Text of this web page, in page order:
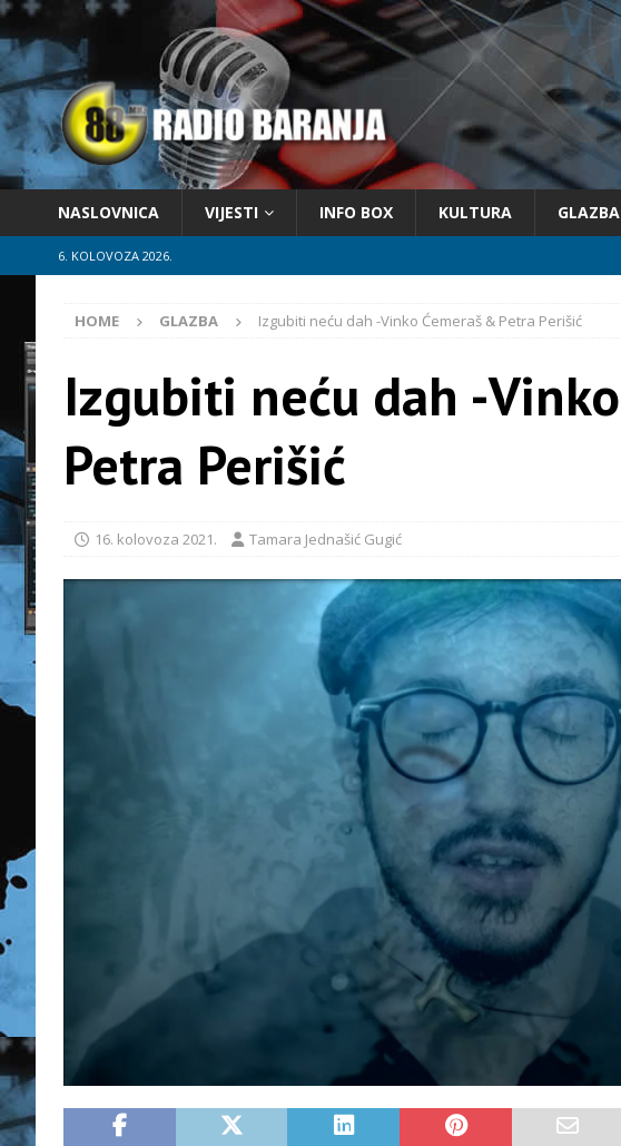
NASLOVNICA VIJESTI INFO BOX KULTURA GLAZBA
6. KOLOVOZA 2026.
HOME GLAZBA Izgubiti neću dah -Vinko Ćemeraš & Petra Perišić
Izgubiti neću dah -
Petra Perišić
16. kolovoza 2021. Tamara Jednašić Gugić